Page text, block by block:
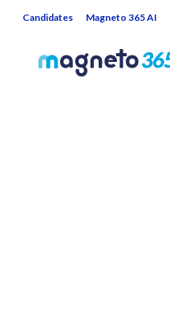
Candidates Magneto 365 AI